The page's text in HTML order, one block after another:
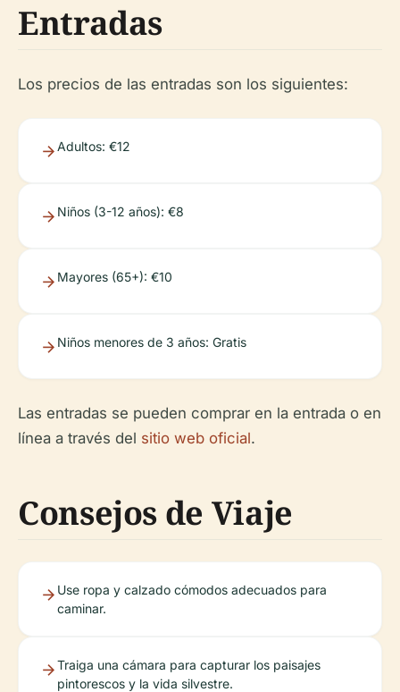
Entradas
Los precios de las entradas son los siguientes:
Adultos: €12
Niños (3-12 años): €8
Mayores (65+): €10
Niños menores de 3 años: Gratis
Las entradas se pueden comprar en la entrada o en
línea a través del sitio web oficial.
Consejos de Viaje
Use ropa y calzado cómodos adecuados para
caminar.
Traiga una cámara para capturar los paisajes
pintorescos y la vida silvestre.